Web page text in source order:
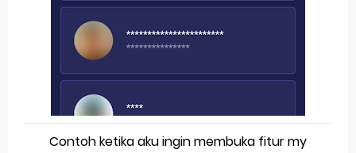
Contoh ketika aku ingin membuka fitur my